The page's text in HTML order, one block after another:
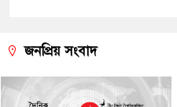
জনপ্রিয় সংবাদ